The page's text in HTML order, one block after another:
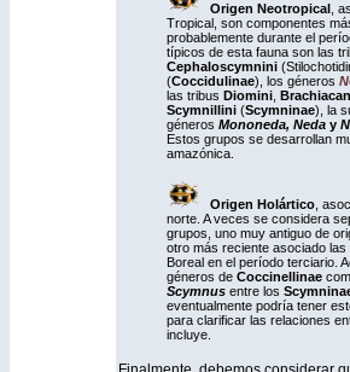
Origen Neotropical ,
Tropical, son componentes
probablemente durante el
típicos de esta fauna son las
Cephaloscymnini
(Coccidulinae), los géneros
las tribus Diomini
Scymnillini (Scymninae), la
géneros Mononeda, Neda y
Estos grupos se desarrollan
amazónica.
Origen Holártico ,
norte. A veces se considera
grupos, uno muy antiguo de
otro más reciente asociado
Boreal en el período terciario.
géneros de Coccinellinae
Scymnus entre los
eventualmente podría tener
para clarificar las relaciones
incluye.